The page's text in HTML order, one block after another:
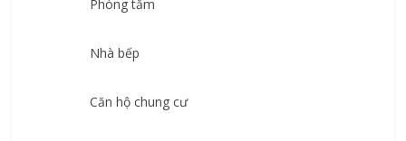
Phòng tắm
Nhà bếp
Căn hộ chung cư